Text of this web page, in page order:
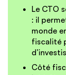
Le CTO
: il
monde
fiscalité
Côté